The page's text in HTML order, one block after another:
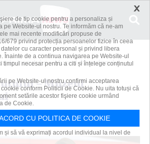
trecutului – Muzeul Abandonului
– Muzeul
2026
×
de tip cookie pentru a personaliza și
pe Website-ul nostru. Te informăm că ne-am
mai recente modificări propuse de
679 privind protecția persoanelor fizice în ceea
cu caracter personal și privind libera
Înainte de a continua navigarea pe Website-ul
timpul necesar pentru a citi și înțelege conținutul
pe Website-ul nostru confirmi acceptarea
conform Politicii de Cookie. Nu uita totuși că
setările acestor fişiere cookie urmând
de Cookie.
CU POLITICA DE COOKIE
și să vă exprimați acordul individual la nivel de